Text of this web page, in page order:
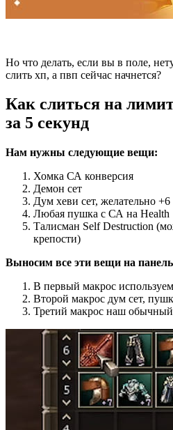
Но что делать, если вы в поле,
слить хп, а пвп сейчас начнется?
Как слиться на
за 5 секунд
Нам нужны следующие вещи:
Хомка СА конверсия
Демон сет
Дум хеви сет, желательно +6
Любая пушка с СА на Health
Талисман Self Destruction
крепости)
Выносим все эти вещи на
В первый макрос
Второй макрос дум сет,
Третий макрос наш обычный